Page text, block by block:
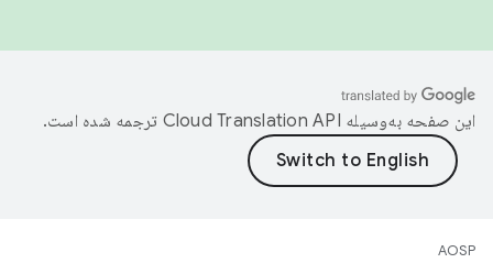
این صفحه به‌وسیله ترجمه شده است.
AOSP